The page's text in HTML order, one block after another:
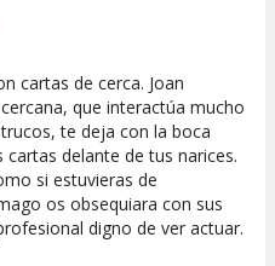
10
Interpretación
artística
cartas de cerca. Joan
que interactúa mucho
te deja con la boca
delante de tus narices.
si estuvieras de
os obsequiara con sus
digno de ver actuar.